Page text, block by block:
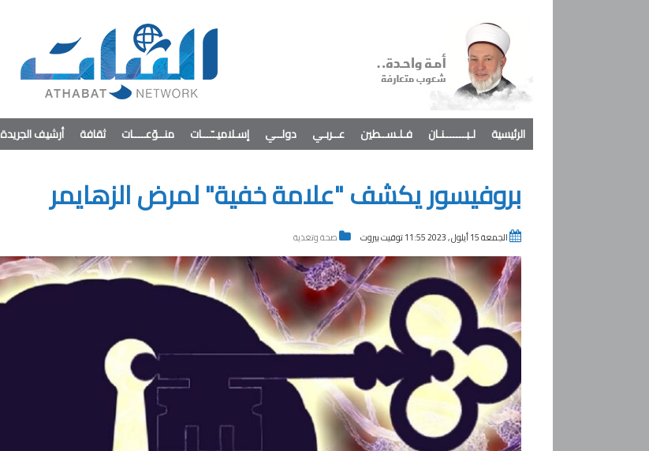
الرئيسية لـبـــــــنـان فـلـســطين عــربـي دولــي إسـلاميــّـــات منــوّعــــات ثقافة أرشيف الجريدة
بروفيسور يكشف "علامة خفية" لمرض الزهايمر
الجمعة 15 أيلول , 2023 11:55 توقيت بيروت صحة وتغذية